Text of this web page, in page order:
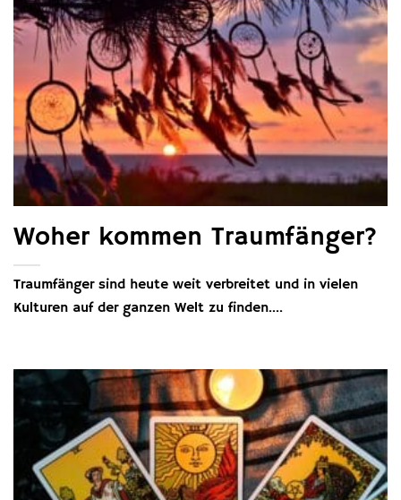
Woher kommen Traumfänger?
Traumfänger sind heute weit verbreitet und in vielen
Kulturen auf der ganzen Welt zu finden....